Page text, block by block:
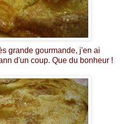
grande gourmande, j'en ai
d'un coup. Que du bonheur !